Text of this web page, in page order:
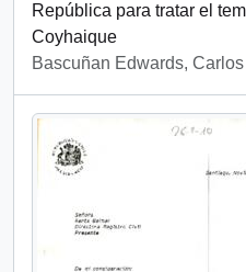
República para tratar el
Coyhaique
Bascuñan Edwards, Carlos